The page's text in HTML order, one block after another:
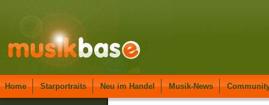
Home Starportraits Neu im Handel Musik-News